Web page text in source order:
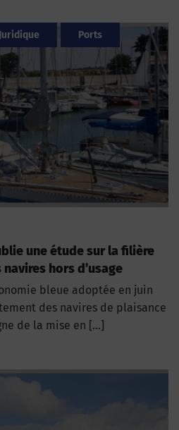
Juridique Ports
une étude sur la filière
hors d’usage
bleue adoptée en juin
des navires de plaisance
de la mise en […]